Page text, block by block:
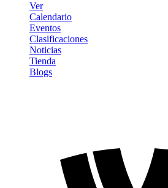
Ver
Calendario
Eventos
Clasificaciones
Noticias
Tienda
Blogs